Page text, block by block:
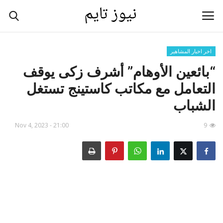
Home
Contact
اخبار اليمن الان
اخر اخبار المشاهير
“بائعين الأوهام” أشرف زكى يوقف
التعامل مع مكاتب كاستينج تستغل
الشباب
Nov 4, 2023 - 21:00 9